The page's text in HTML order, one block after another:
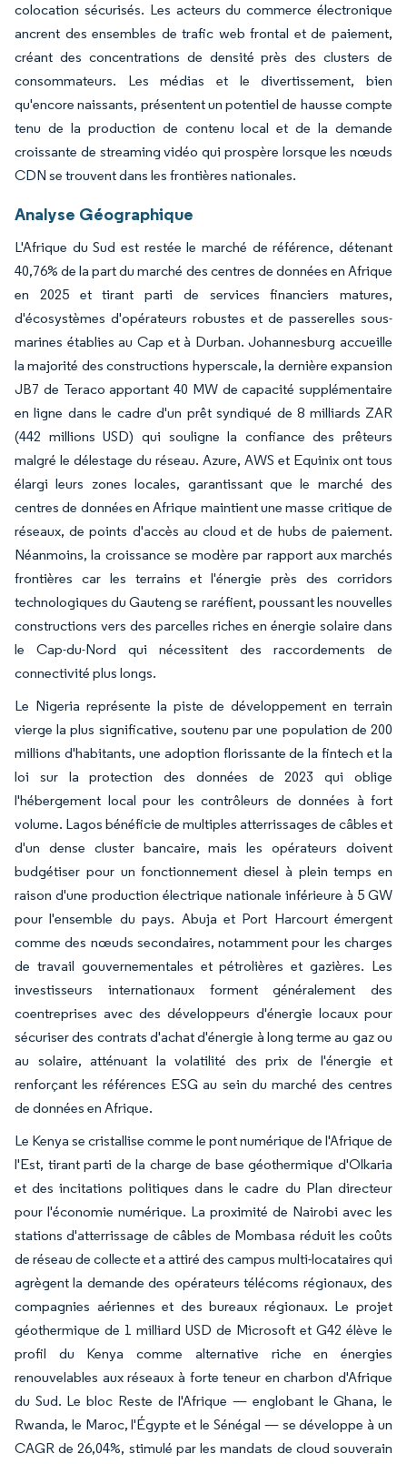
colocation sécurisés. Les acteurs du commerce électronique
ancrent des ensembles de trafic web frontal et de paiement,
créant des concentrations de densité près des clusters de
consommateurs. Les médias et le divertissement, bien
qu'encore naissants, présentent un potentiel de hausse compte
tenu de la production de contenu local et de la demande
croissante de streaming vidéo qui prospère lorsque les nœuds
CDN se trouvent dans les frontières nationales.
Analyse Géographique
L'Afrique du Sud est restée le marché de référence, détenant
40,76% de la part du marché des centres de données en Afrique
en 2025 et tirant parti de services financiers matures,
d'écosystèmes d'opérateurs robustes et de passerelles sous-
marines établies au Cap et à Durban. Johannesburg accueille
la majorité des constructions hyperscale, la dernière expansion
JB7 de Teraco apportant 40 MW de capacité supplémentaire
en ligne dans le cadre d'un prêt syndiqué de 8 milliards ZAR
(442 millions USD) qui souligne la confiance des prêteurs
malgré le délestage du réseau. Azure, AWS et Equinix ont tous
élargi leurs zones locales, garantissant que le marché des
centres de données en Afrique maintient une masse critique de
réseaux, de points d'accès au cloud et de hubs de paiement.
Néanmoins, la croissance se modère par rapport aux marchés
frontières car les terrains et l'énergie près des corridors
technologiques du Gauteng se raréfient, poussant les nouvelles
constructions vers des parcelles riches en énergie solaire dans
le Cap-du-Nord qui nécessitent des raccordements de
connectivité plus longs.
Le Nigeria représente la piste de développement en terrain
vierge la plus significative, soutenu par une population de 200
millions d'habitants, une adoption florissante de la fintech et la
loi sur la protection des données de 2023 qui oblige
l'hébergement local pour les contrôleurs de données à fort
volume. Lagos bénéficie de multiples atterrissages de câbles et
d'un dense cluster bancaire, mais les opérateurs doivent
budgétiser pour un fonctionnement diesel à plein temps en
raison d'une production électrique nationale inférieure à 5 GW
pour l'ensemble du pays. Abuja et Port Harcourt émergent
comme des nœuds secondaires, notamment pour les charges
de travail gouvernementales et pétrolières et gazières. Les
investisseurs internationaux forment généralement des
coentreprises avec des développeurs d'énergie locaux pour
sécuriser des contrats d'achat d'énergie à long terme au gaz ou
au solaire, atténuant la volatilité des prix de l'énergie et
renforçant les références ESG au sein du marché des centres
de données en Afrique.
Le Kenya se cristallise comme le pont numérique de l'Afrique de
l'Est, tirant parti de la charge de base géothermique d'Olkaria
et des incitations politiques dans le cadre du Plan directeur
pour l'économie numérique. La proximité de Nairobi avec les
stations d'atterrissage de câbles de Mombasa réduit les coûts
de réseau de collecte et a attiré des campus multi-locataires qui
agrègent la demande des opérateurs télécoms régionaux, des
compagnies aériennes et des bureaux régionaux. Le projet
géothermique de 1 milliard USD de Microsoft et G42 élève le
profil du Kenya comme alternative riche en énergies
renouvelables aux réseaux à forte teneur en charbon d'Afrique
du Sud. Le bloc Reste de l'Afrique — englobant le Ghana, le
Rwanda, le Maroc, l'Égypte et le Sénégal — se développe à un
CAGR de 26,04%, stimulé par les mandats de cloud souverain